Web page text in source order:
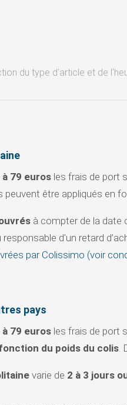
du type d'article et de
79 euros les frais de port
peuvent être appliqués en
à compter de la date
d'un retard
par Colissimo (voir
pays
79 euros les frais de port
du poids du colis
varie de 2 à 3 jours